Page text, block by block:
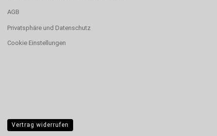
AGB
Privatsphäre und Datenschutz
Cookie Einstellungen
Vertrag widerrufen